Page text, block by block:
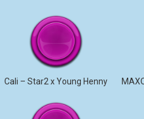
Cali – Star2 x Young Henny